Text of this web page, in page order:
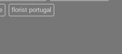
florist portugal